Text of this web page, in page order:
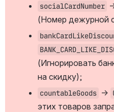
socialCardNumber
(Номер дежурной
(Игнорировать
на скидку);
countableGoods →
этих товаров